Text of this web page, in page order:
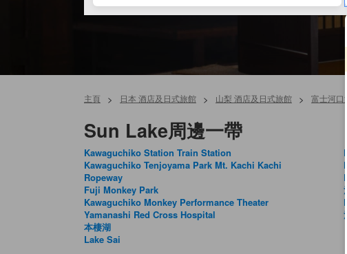
主頁 > 日本 酒店及日式旅館 > 山梨 酒店及日式旅館 > 富士河口
Sun Lake周邊一帶
Kawaguchiko Station Train Station
Kawaguchiko Tenjoyama Park Mt. Kachi Kachi
Ropeway
Fuji Monkey Park
Kawaguchiko Monkey Performance Theater
Yamanashi Red Cross Hospital
本棲湖
Lake Sai